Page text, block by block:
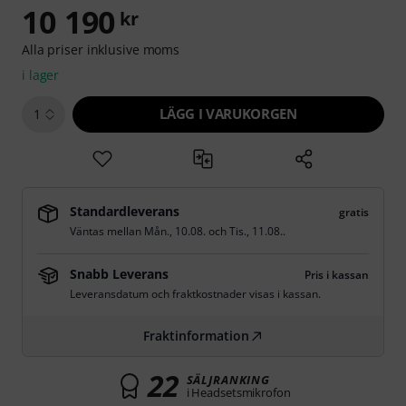
10 190 kr
Alla priser inklusive moms
i lager
1 LÄGG I VARUKORGEN
Standardleverans
gratis
Väntas mellan Mån., 10.08. ochTis., 11.08..
Snabb Leverans
Pris i kassan
Leveransdatum och fraktkostnader visas i kassan.
Fraktinformation
22 SÄLJRANKING
i Headsetsmikrofon